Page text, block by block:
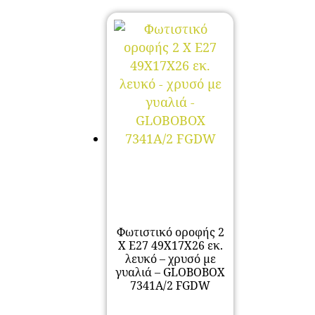
Φωτιστικό οροφής 2
Χ Ε27 49Χ17Χ26 εκ.
λευκό – χρυσό με
γυαλιά – GLOBOBOX
7341A/2 FGDW